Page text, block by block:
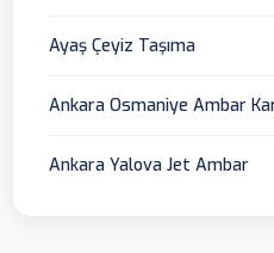
Ayaş Çeyiz Taşıma
Ankara Osmaniye Ambar
Ankara Yalova Jet Ambar